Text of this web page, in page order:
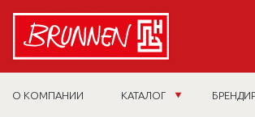
О КОМПАНИИ КАТАЛОГ